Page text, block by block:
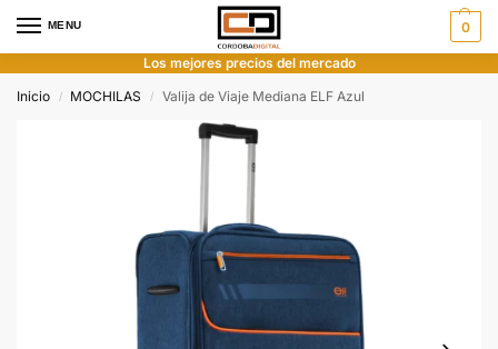
MENU 0
Los mejores precios del mercado
Inicio
/ MOCHILAS / Valija de Viaje Mediana ELF Azul